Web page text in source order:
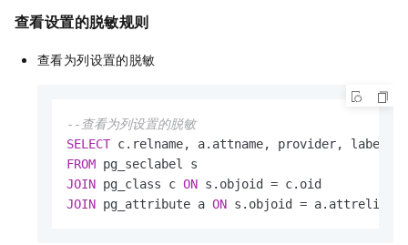
查看设置的脱敏规则
查看为列设置的脱敏
--查看为列设置的脱敏
SELECT
FROM
JOIN pg_class c ON s.objoid =
JOIN pg_attribute a ON s.objoid = a.attrelid